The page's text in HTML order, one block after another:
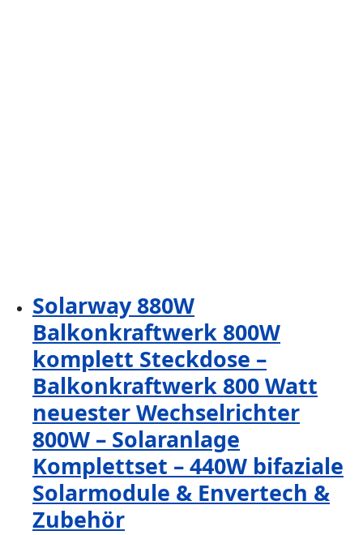
Solarway 880W
Balkonkraftwerk 800W
komplett Steckdose –
Balkonkraftwerk 800 Watt
neuester Wechselrichter
800W – Solaranlage
Komplettset – 440W bifaziale
Solarmodule & Envertech &
Zubehör